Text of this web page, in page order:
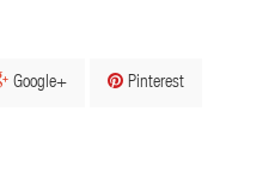
Google+ Pinterest